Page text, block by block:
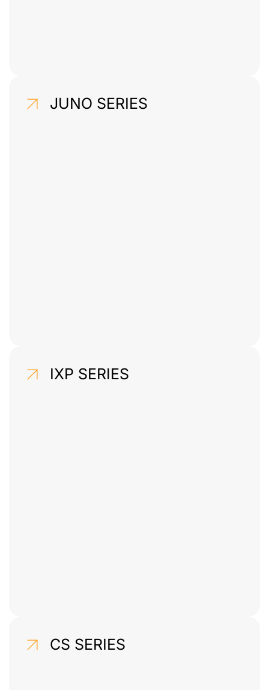
JUNO SERIES
IXP SERIES
CS SERIES